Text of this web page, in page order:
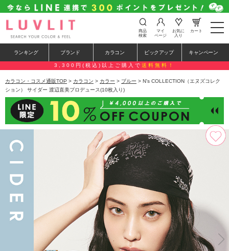
t
o
e
n
a
a
i
o
n
商品
検索
マイ
ページ
お気に
入り
カート
ランキング ブランド カラコン ピックアップ キャンペーン
3,300円(税込)以上ご購入で 送料無料！
カラコン・コスメ通販TOP > カラコン > カラー > ブルー > N's COLLECTION（エヌズコレク
ション） サイダー 渡辺直美プロデュース(10枚入り)